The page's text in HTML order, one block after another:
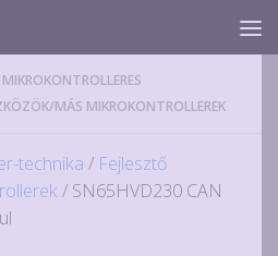
/MÁS MIKROKONTROLLEREK
technika / Fejlesztő
/ SN65HVD230 CAN